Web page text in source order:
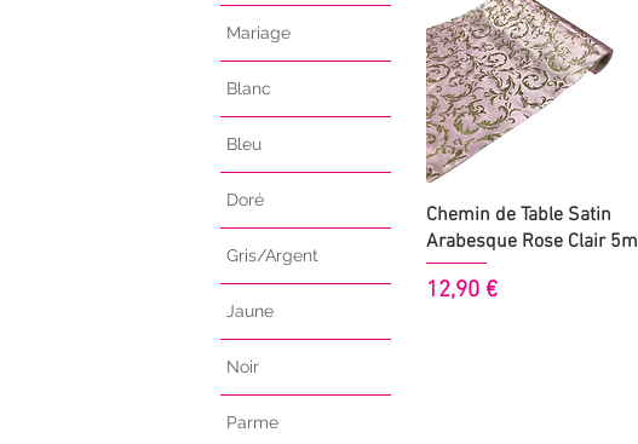
Mariage
Blanc
Bleu
Doré
Gris/Argent
Jaune
Noir
Parme
Aperçu rapide
Chemin de Table Satin
Arabesque Rose Clair 5m
Prix
12,90 €